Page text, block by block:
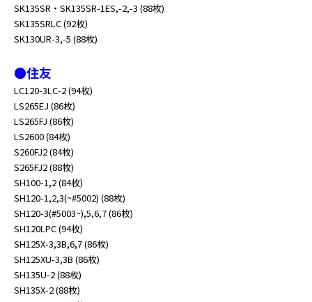
SK135SR・SK135SR-1ES,-2,-3 (88枚)
SK135SRLC (92枚)
SK130UR-3,-5 (88枚)
●住友
LC120-3LC-2 (94枚)
LS265EJ (86枚)
LS265FJ (86枚)
LS2600 (84枚)
S260FJ2 (84枚)
S265FJ2 (88枚)
SH100-1,2 (84枚)
SH120-1,2,3(~#5002) (88枚)
SH120-3(#5003~),5,6,7 (86枚)
SH120LPC (94枚)
SH125X-3,3B,6,7 (86枚)
SH125XU-3,3B (86枚)
SH135U-2 (88枚)
SH135X-2 (88枚)